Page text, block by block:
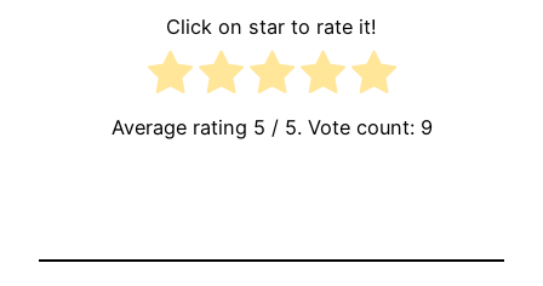
Click on star to rate it!
Average rating 5 / 5. Vote count: 9